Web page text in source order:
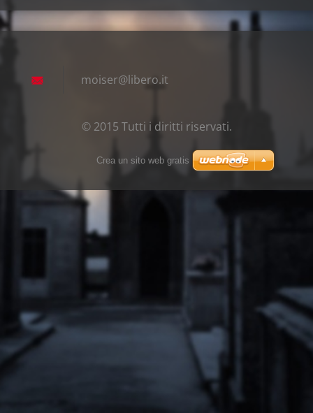
moiser@libero.it
© 2015 Tutti i diritti riservati.
Crea un sito web gratis